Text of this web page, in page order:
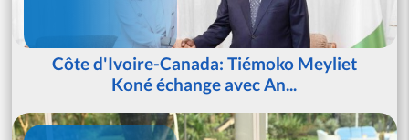
Côte d'Ivoire-Canada: Tiémoko Meyliet
Koné échange avec An...